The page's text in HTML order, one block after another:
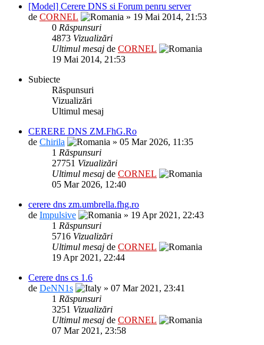
[Model] Cerere DNS si Forum penru server
de CORNEL
» 19 Mai 2014, 21:53
0 Răspunsuri
4873 Vizualizări
Ultimul mesaj de CORNEL
19 Mai 2014, 21:53
Subiecte
Răspunsuri
Vizualizări
Ultimul mesaj
CERERE DNS ZM.FhG.Ro
de Chirila
» 05 Mar 2026, 11:35
1 Răspunsuri
27751 Vizualizări
Ultimul mesaj de CORNEL
05 Mar 2026, 12:40
cerere dns zm.umbrella.fhg.ro
de Impulsive
» 19 Apr 2021, 22:43
1 Răspunsuri
5716 Vizualizări
Ultimul mesaj de CORNEL
19 Apr 2021, 22:44
Cerere dns cs 1.6
de DeNN1s
» 07 Mar 2021, 23:41
1 Răspunsuri
3251 Vizualizări
Ultimul mesaj de CORNEL
07 Mar 2021, 23:58